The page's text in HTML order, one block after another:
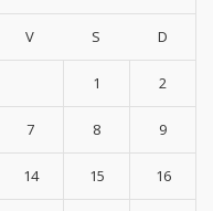
V S D
1 2
7 8 9
14 15 16